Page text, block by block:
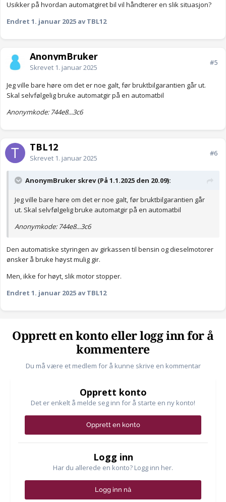
Usikker på hvordan automatgiret bil vil håndterer en slik situasjon?
Endret 1. januar 2025 av TBL12
AnonymBruker
Skrevet 1. januar 2025
#5
Jeg ville bare høre om det er noe galt, før bruktbilgarantien går ut.
Skal selvfølgelig bruke automatgir på en automatbil
Anonymkode: 744e8...3c6
TBL12
Skrevet 1. januar 2025
#6
AnonymBruker skrev (På 1.1.2025 den 20.09):
Jeg ville bare høre om det er noe galt, før bruktbilgarantien går
ut. Skal selvfølgelig bruke automatgir på en automatbil
Anonymkode: 744e8...3c6
Den automatiske styringen av girkassen til bensin og dieselmotorer
ønsker å bruke høyst mulig gir.
Men, ikke for høyt, slik motor stopper.
Endret 1. januar 2025 av TBL12
Opprett en konto eller logg inn for å
kommentere
Du må være et medlem for å kunne skrive en kommentar
Opprett konto
Det er enkelt å melde seg inn for å starte en ny konto!
Opprett en konto
Logg inn
Har du allerede en konto? Logg inn her.
Logg inn nå